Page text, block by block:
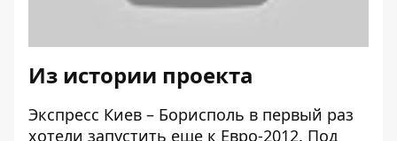
Из истории проекта
Экспресс Киев – Борисполь в первый раз
хотели запустить еще к Евро-2012. Под